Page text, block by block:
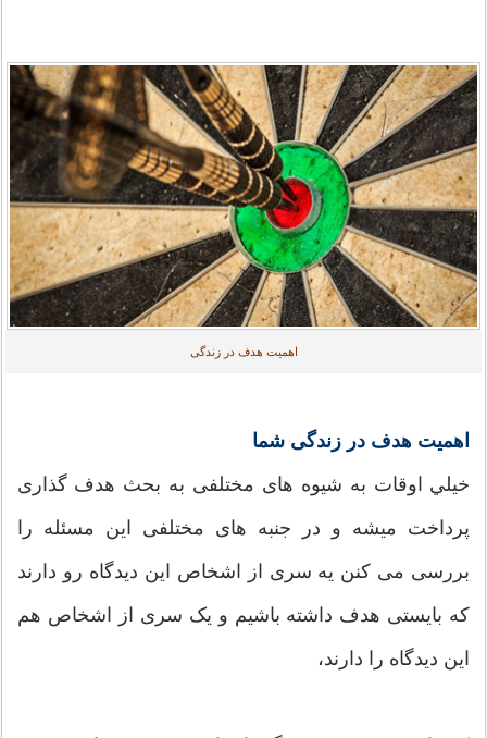
اهمیت هدف در زندگی
اهمیت هدف در زندگی شما
خيلي اوقات به شیوه های مختلفی به بحث هدف گذاری
پرداخت میشه و در جنبه های مختلفی این مسئله را
بررسی می کنن یه سری از اشخاص این دیدگاه رو دارند
که بایستی هدف داشته باشیم و یک سری از اشخاص هم
این دیدگاه را دارند،